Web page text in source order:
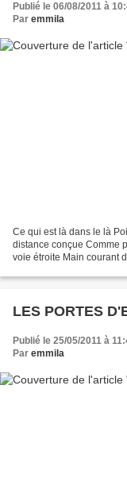
Publié le 06/08/2011 à
Par emmila
Ce qui est là dans le là
distance conçue Comme
voie étroite Main courant
LES PORTES
Publié le 25/05/2011 à
Par emmila